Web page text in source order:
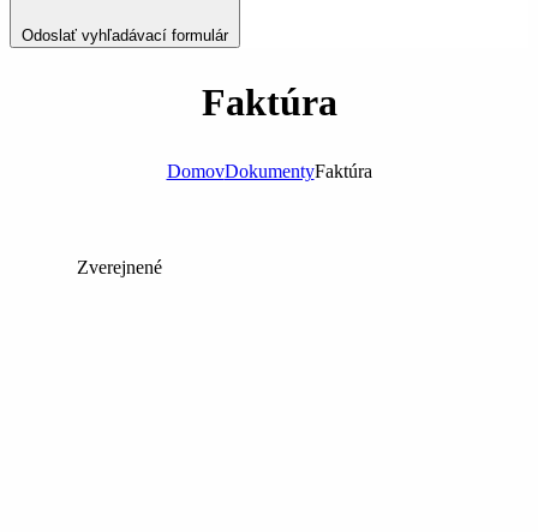
Odoslať vyhľadávací formulár
Faktúra
DomovDokumentyFaktúra
Zverejnené